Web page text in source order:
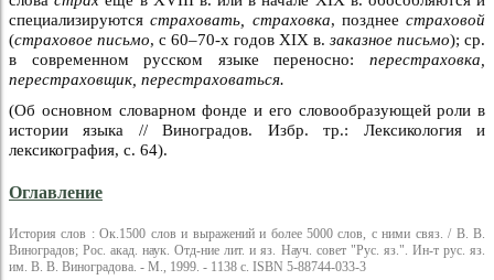
специализируютсястраховать, страховка, позднее страховой
(страховое письмо, с 60–70-х годов XIX в. заказное письмо); ср.
в современном русском языке переносно: перестраховка,
перестраховщик, перестраховаться.
(Об основном словарном фонде и его словообразующей роли в
истории языка // Виноградов. Избр. тр.: Лексикология и
лексикография, с. 64).
Оглавление
История слов : Ок.1500 слов и выражений и более 5000 слов, с ними связ. / В. В.
Виноградов; Рос. акад. наук. Отд-ние лит. и яз. Науч. совет "Рус. яз.". Ин-т рус. яз.
им. В. В. Виноградова. - М., 1999. - 1138 с. ISBN 5-88744-033-3